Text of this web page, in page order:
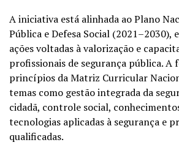
A iniciativa está alinhada ao Plano
Pública e Defesa Social (2021–2030),
ações voltadas à valorização e
profissionais de segurança pública. A
princípios da Matriz Curricular
temas como gestão integrada da
cidadã, controle social,
tecnologias aplicadas à segurança e
qualificadas.